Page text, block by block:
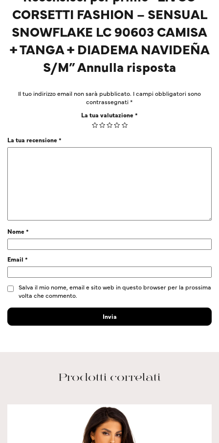
CORSETTI FASHION – SENSUAL
SNOWFLAKE LC 90603 CAMISA
+ TANGA + DIADEMA NAVIDEÑA
S/M” Annulla risposta
Il tuo indirizzo email non sarà pubblicato. I campi obbligatori sono
contrassegnati*
La tua valutazione*
La tua recensione*
Nome*
Email *
Salva il mio nome, email e sito web in questo browser per la prossima
volta che commento.
Prodotti correlati